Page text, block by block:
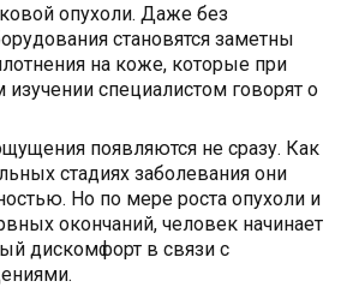
опухоли. Даже без
становятся заметны
на коже, которые при
специалистом говорят о
появляются не сразу. Как
стадиях заболевания они
Но по мере роста опухоли и
окончаний, человек начинает
дискомфорт в связи с